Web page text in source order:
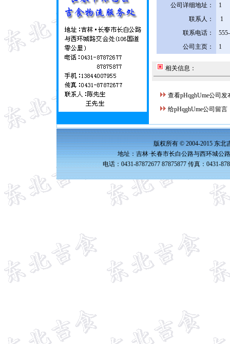
公司详细地址：
1
联系人：
1
联系电话：
公司主页：
1
相关信息：
查看pHqghUme公司发
给pHqghUme公司留言
版权所有 © 2004-2015 东北
地址：吉林·长春市长白公路与西环城公
电话：0431-87872677 87875877 传真：0431-